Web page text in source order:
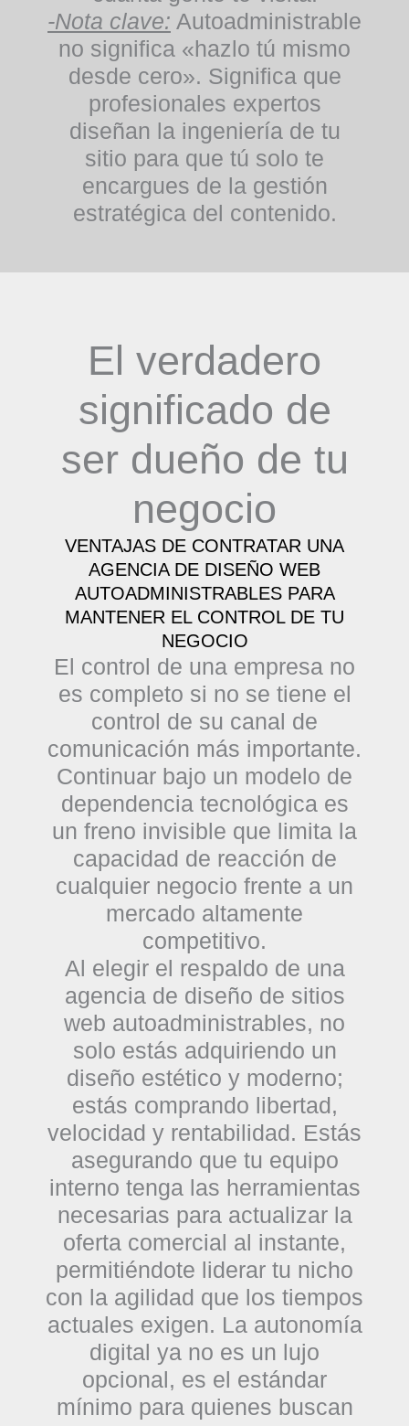
-Nota clave: Autoadministrable
no significa «hazlo tú mismo
desde cero». Significa que
profesionales expertos
diseñan la ingeniería de tu
sitio para que tú solo te
encargues de la gestión
estratégica del contenido.
El verdadero
significado de
ser dueño de tu
negocio
VENTAJAS DE CONTRATAR UNA
AGENCIA DE DISEÑO WEB
AUTOADMINISTRABLES PARA
MANTENER EL CONTROL DE TU
NEGOCIO
El control de una empresa no
es completo si no se tiene el
control de su canal de
comunicación más importante.
Continuar bajo un modelo de
dependencia tecnológica es
un freno invisible que limita la
capacidad de reacción de
cualquier negocio frente a un
mercado altamente
competitivo.
Al elegir el respaldo de una
agencia de diseño de sitios
web autoadministrables, no
solo estás adquiriendo un
diseño estético y moderno;
estás comprando libertad,
velocidad y rentabilidad. Estás
asegurando que tu equipo
interno tenga las herramientas
necesarias para actualizar la
oferta comercial al instante,
permitiéndote liderar tu nicho
con la agilidad que los tiempos
actuales exigen. La autonomía
digital ya no es un lujo
opcional, es el estándar
mínimo para quienes buscan